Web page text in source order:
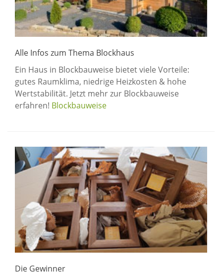
Alle Infos zum Thema Blockhaus
Ein Haus in Blockbauweise bietet viele Vorteile:
gutes Raumklima, niedrige Heizkosten & hohe
Wertstabilität. Jetzt mehr zur Blockbauweise
erfahren! Blockbauweise
Die Gewinner